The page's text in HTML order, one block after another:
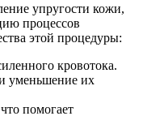
упругости кожи,
процессов
этой процедуры:
кровотока.
уменьшение их
помогает